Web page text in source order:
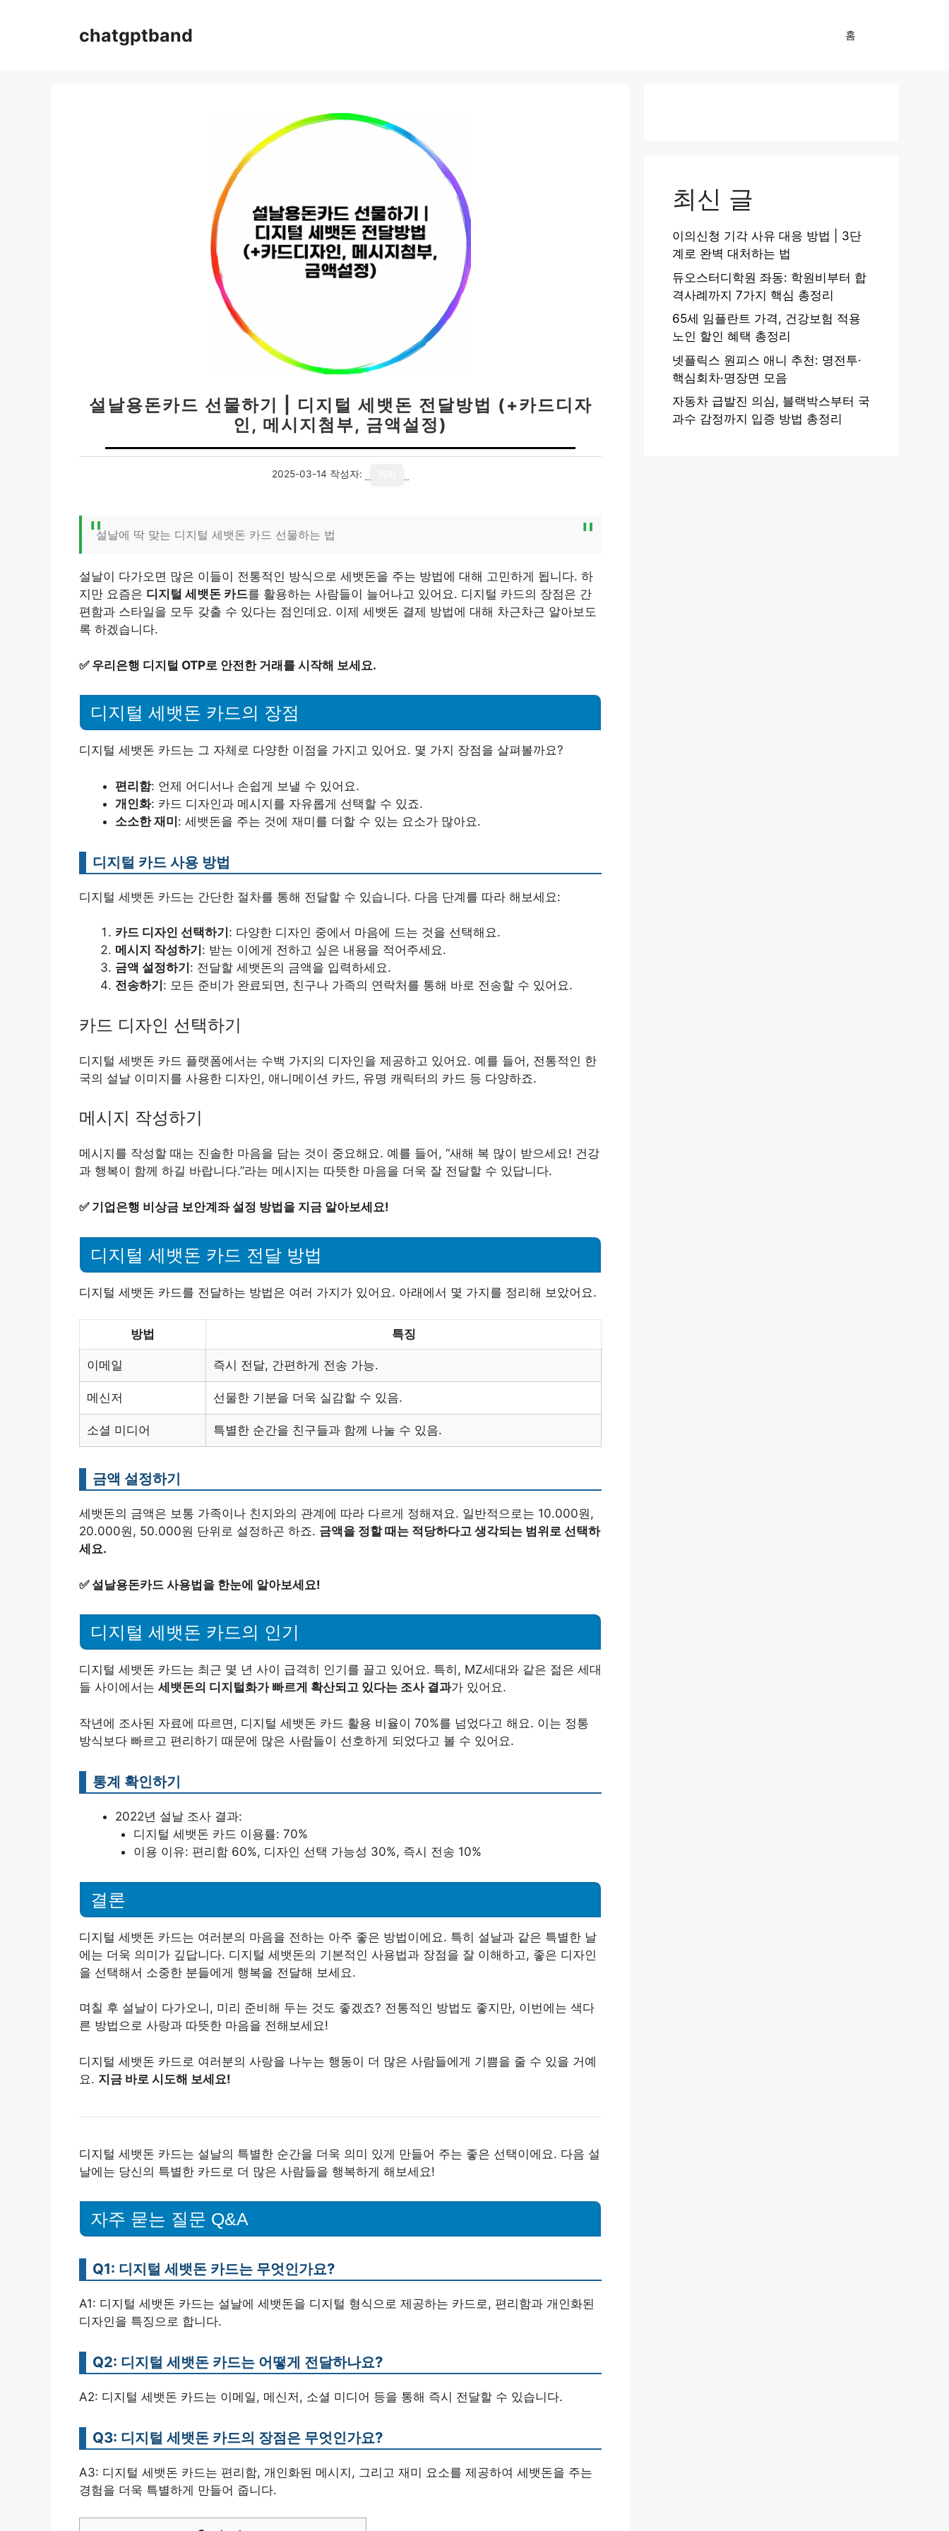
chatgptband 홈
설날용돈카드 선물하기 | 디지털 세뱃돈 전달방법 (+카드디자
인, 메시지첨부, 금액설정)
2025-03-14 작성자:
설날에 딱 맞는 디지털 세뱃돈 카드 선물하는 법
설날이 다가오면 많은 이들이 전통적인 방식으로 세뱃돈을 주는 방법에 대해 고민하게 됩니다. 하
지만 요즘은 디지털 세뱃돈 카드를 활용하는 사람들이 늘어나고 있어요. 디지털 카드의 장점은 간
편함과 스타일을 모두 갖출 수 있다는 점인데요. 이제 세뱃돈 결제 방법에 대해 차근차근 알아보도
록 하겠습니다.
✅ 우리은행 디지털 OTP로 안전한 거래를 시작해 보세요.
디지털 세뱃돈 카드의 장점
디지털 세뱃돈 카드는 그 자체로 다양한 이점을 가지고 있어요. 몇 가지 장점을 살펴볼까요?
편리함: 언제 어디서나 손쉽게 보낼 수 있어요.
개인화: 카드 디자인과 메시지를 자유롭게 선택할 수 있죠.
소소한 재미: 세뱃돈을 주는 것에 재미를 더할 수 있는 요소가 많아요.
디지털 카드 사용 방법
디지털 세뱃돈 카드는 간단한 절차를 통해 전달할 수 있습니다. 다음 단계를 따라 해보세요:
카드 디자인 선택하기 : 다양한 디자인 중에서 마음에 드는 것을 선택해요.
메시지 작성하기 : 받는 이에게 전하고 싶은 내용을 적어주세요.
금액 설정하기 : 전달할 세뱃돈의 금액을 입력하세요.
전송하기 : 모든 준비가 완료되면, 친구나 가족의 연락처를 통해 바로 전송할 수 있어요.
카드 디자인 선택하기
디지털 세뱃돈 카드 플랫폼에서는 수백 가지의 디자인을 제공하고 있어요. 예를 들어, 전통적인 한
국의 설날 이미지를 사용한 디자인, 애니메이션 카드, 유명 캐릭터의 카드 등 다양하죠.
메시지 작성하기
메시지를 작성할 때는 진솔한 마음을 담는 것이 중요해요. 예를 들어, “새해 복 많이 받으세요! 건강
과 행복이 함께 하길 바랍니다.”라는 메시지는 따뜻한 마음을 더욱 잘 전달할 수 있답니다.
✅ 기업은행 비상금 보안계좌 설정 방법을 지금 알아보세요!
디지털 세뱃돈 카드 전달 방법
디지털 세뱃돈 카드를 전달하는 방법은 여러 가지가 있어요. 아래에서 몇 가지를 정리해 보았어요.
방법 특징
이메일 즉시 전달, 간편하게 전송 가능.
메신저 선물한 기분을 더욱 실감할 수 있음.
소셜 미디어 특별한 순간을 친구들과 함께 나눌 수 있음.
금액 설정하기
세뱃돈의 금액은 보통 가족이나 친지와의 관계에 따라 다르게 정해져요. 일반적으로는 10.000원,
20.000원, 50.000원 단위로 설정하곤 하죠. 금액을 정할 때는 적당하다고 생각되는 범위로 선택하
세요.
✅설날용돈카드 사용법을 한눈에 알아보세요!
디지털 세뱃돈 카드의 인기
디지털 세뱃돈 카드는 최근 몇 년 사이 급격히 인기를 끌고 있어요. 특히, MZ세대와 같은 젊은 세대
들 사이에서는 세뱃돈의 디지털화가 빠르게 확산되고 있다는 조사 결과가 있어요.
작년에 조사된 자료에 따르면, 디지털 세뱃돈 카드 활용 비율이 70%를 넘었다고 해요. 이는 정통
방식보다 빠르고 편리하기 때문에 많은 사람들이 선호하게 되었다고 볼 수 있어요.
통계 확인하기
2022년 설날 조사 결과:
디지털 세뱃돈 카드 이용률: 70%
이용 이유: 편리함 60%, 디자인 선택 가능성 30%, 즉시 전송 10%
결론
디지털 세뱃돈 카드는 여러분의 마음을 전하는 아주 좋은 방법이에요. 특히 설날과 같은 특별한 날
에는 더욱 의미가 깊답니다. 디지털 세뱃돈의 기본적인 사용법과 장점을 잘 이해하고, 좋은 디자인
을 선택해서 소중한 분들에게 행복을 전달해 보세요.
며칠 후 설날이 다가오니, 미리 준비해 두는 것도 좋겠죠? 전통적인 방법도 좋지만, 이번에는 색다
른 방법으로 사랑과 따뜻한 마음을 전해보세요!
디지털 세뱃돈 카드로 여러분의 사랑을 나누는 행동이 더 많은 사람들에게 기쁨을 줄 수 있을 거예
요. 지금 바로 시도해 보세요!
디지털 세뱃돈 카드는 설날의 특별한 순간을 더욱 의미 있게 만들어 주는 좋은 선택이에요. 다음 설
날에는 당신의 특별한 카드로 더 많은 사람들을 행복하게 해보세요!
자주 묻는 질문 Q&A
Q1: 디지털 세뱃돈 카드는 무엇인가요?
A1: 디지털 세뱃돈 카드는 설날에 세뱃돈을 디지털 형식으로 제공하는 카드로, 편리함과 개인화된
디자인을 특징으로 합니다.
Q2: 디지털 세뱃돈 카드는 어떻게 전달하나요?
A2: 디지털 세뱃돈 카드는 이메일, 메신저, 소셜 미디어 등을 통해 즉시 전달할 수 있습니다.
Q3: 디지털 세뱃돈 카드의 장점은 무엇인가요?
A3: 디지털 세뱃돈 카드는 편리함, 개인화된 메시지, 그리고 재미 요소를 제공하여 세뱃돈을 주는
경험을 더욱 특별하게 만들어 줍니다.
최신 글
이의신청 기각 사유 대응 방법 | 3단
계로 완벽 대처하는 법
듀오스터디학원 좌동: 학원비부터 합
격사례까지 7가지 핵심 총정리
65세 임플란트 가격, 건강보험 적용
노인 할인 혜택 총정리
넷플릭스 원피스 애니 추천: 명전투·
핵심회차·명장면 모음
자동차 급발진 의심, 블랙박스부터 국
과수 감정까지 입증 방법 총정리